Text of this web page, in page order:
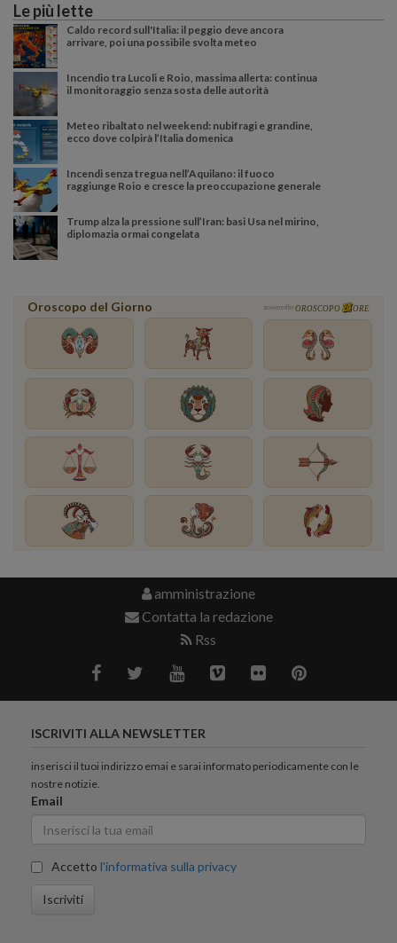
Le più lette
Caldo record sull'Italia: il peggio deve ancora
arrivare, poi una possibile svolta meteo
Incendio tra Lucoli e Roio, massima allerta: continua
il monitoraggio senza sosta delle autorità
Meteo ribaltato nel weekend: nubifragi e grandine,
ecco dove colpirà l’Italia domenica
Incendi senza tregua nell’Aquilano: il fuoco
raggiunge Roio e cresce la preoccupazione generale
Trump alza la pressione sull’Iran: basi Usa nel mirino,
diplomazia ormai congelata
Oroscopo del Giorno powered by OROSCOPO ORE
amministrazione
Contatta la redazione
Rss
ISCRIVITI ALLA NEWSLETTER
inserisci il tuoi indirizzo emai e sarai informato periodicamente con le
nostre notizie.
Email
Accetto l'informativa sulla privacy
Iscriviti